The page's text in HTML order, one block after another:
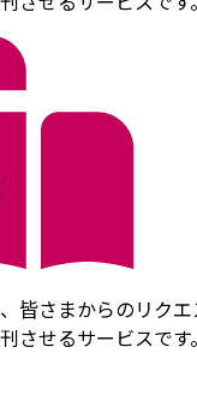
皆さまからのリク
させるサービスです。